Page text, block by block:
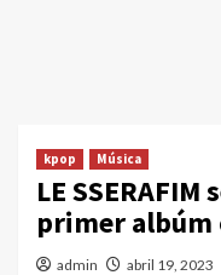
kpop Música
LE
primer albúm
admin abril 19, 2023